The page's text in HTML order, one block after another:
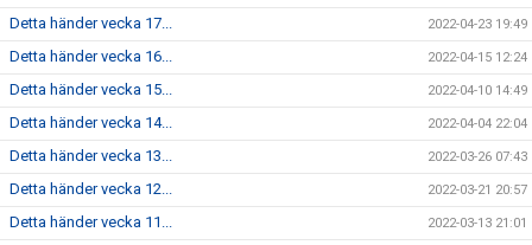
Detta händer vecka 17... 2022-04-23 19:49
Detta händer vecka 16... 2022-04-15 12:24
Detta händer vecka 15... 2022-04-10 14:49
Detta händer vecka 14... 2022-04-04 22:04
Detta händer vecka 13... 2022-03-26 07:43
Detta händer vecka 12... 2022-03-21 20:57
Detta händer vecka 11... 2022-03-13 21:01